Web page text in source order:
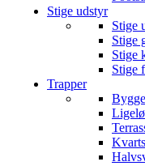
Stige udstyr
Stige
Stige
Stige
Stige
Trapper